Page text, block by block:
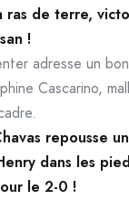
ras de terre,
!
adresse un
Cascarino,
repousse
dans les
le 2-0 !